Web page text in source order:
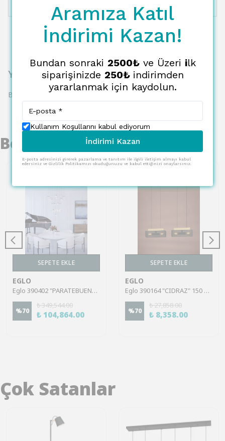
4552.69 TL
Yorumlar
Bu ürün için henüz yorum yapılmamış.
Benzer Ürünler
SEPETE EKLE
EGLO
Eglo 390402 "PARATEBUENO 1" 78 Cm Çapında Çelik Krom Sarkıt Avize
%70
₺ 349,544.00
₺ 104,864.00
SEPETE EKLE
EGLO
Eglo 390164 "CIDRAZ" 150 Cm Yüksekliğinde Çelik, Ahşap Siyah, Kahverengi Sarkıt Avize
%70
₺ 27,858.00
₺ 8,358.00
Çok Satanlar
Aramıza Katıl
İndirimi Kazan!
Bundan sonraki 2500₺ve Üzeri ilk
siparişinizde 250₺ indirimden
yararlanmak için kaydolun.
Kullanım Koşullarını kabul ediyorum
İndirimi Kazan
E-posta adresinizi girerek pazarlama ve tanıtım ile ilgili iletişim almayı kabul
edersiniz ve Gizlilik Politikamızı okuduğunuzu ve kabul ettiğinizi onaylarsınız.